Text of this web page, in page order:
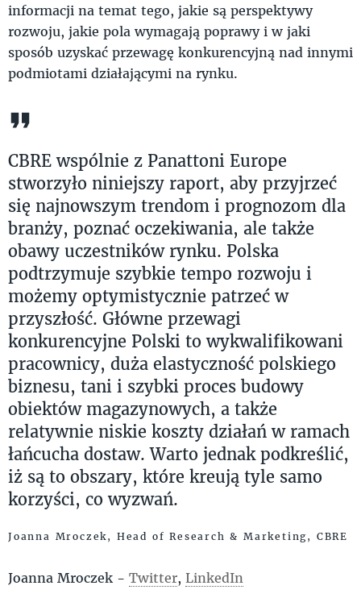
informacji na temat tego, jakie są perspektywy
rozwoju, jakie pola wymagają poprawy i w jaki
sposób uzyskać przewagę konkurencyjną nad innymi
podmiotami działającymi na rynku.
CBRE wspólnie z Panattoni Europe
stworzyło niniejszy raport, aby przyjrzeć
się najnowszym trendom i prognozom dla
branży, poznać oczekiwania, ale także
obawy uczestników rynku. Polska
podtrzymuje szybkie tempo rozwoju i
możemy optymistycznie patrzeć w
przyszłość. Główne przewagi
konkurencyjne Polski to wykwalifikowani
pracownicy, duża elastyczność polskiego
biznesu, tani i szybki proces budowy
obiektów magazynowych, a także
relatywnie niskie koszty działań w ramach
łańcucha dostaw. Warto jednak podkreślić,
iż są to obszary, które kreują tyle samo
korzyści, co wyzwań.
Joanna Mroczek, Head of Research & Marketing, CBRE
Joanna Mroczek - Twitter, LinkedIn